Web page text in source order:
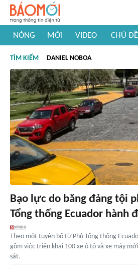
NÓNG MỚI VIDEO CHỦ ĐỀ
#Khám phá thế giới
TÌM KIẾM DANIEL NOBOA
Bạo lực do băng đảng tội
Tổng thống Ecuador hành
Theo một tuyên bố từ Phủ Tổng thống
gồm việc triển khai 100 xe ô tô và xe máy
sát.